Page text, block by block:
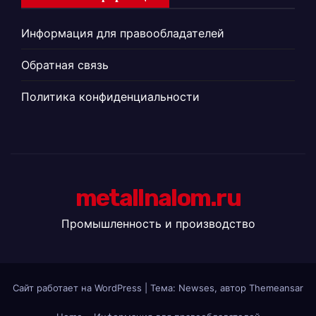
Информация для правообладателей
Обратная связь
Политика конфиденциальности
metallnalom.ru
Промышленность и производство
Сайт работает на WordPress Тема: Newses, автор Themeansar